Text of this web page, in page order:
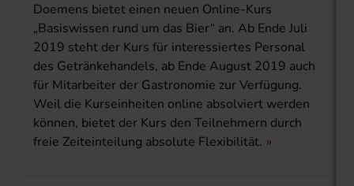
Doemens bietet einen neuen Online-Kurs
„Basiswissen rund um das Bier“ an. Ab Ende Juli
2019 steht der Kurs für interessiertes Personal
des Getränkehandels, ab Ende August 2019 auch
für Mitarbeiter der Gastronomie zur Verfügung.
Weil die Kurseinheiten online absolviert werden
können, bietet der Kurs den Teilnehmern durch
freie Zeiteinteilung absolute Flexibilität.